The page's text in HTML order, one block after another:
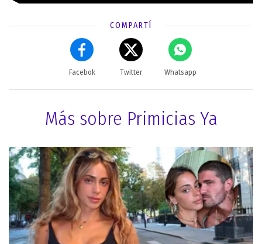
COMPARTÍ
Facebok Twitter Whatsapp
Más sobre Primicias Ya